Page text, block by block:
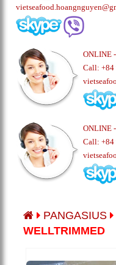
ONLINE
Call: +84
ONLINE
Call: +84
PANGASIUS
WELLTRIMMED